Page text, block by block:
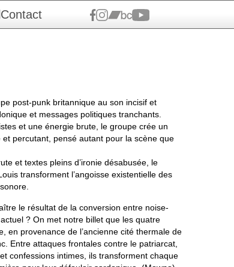
Contact
post-punk britannique au son incisif et
et messages politiques tranchants.
et une énergie brute, le groupe crée un
percutant, pensé autant pour la scène que
et textes pleins d’ironie désabusée, le
transforment l’angoisse existentielle des
le résultat de la conversion entre noise-
? On met notre billet que les quatre
en provenance de l’ancienne cité thermale de
Entre attaques frontales contre le patriarcat,
confessions intimes, ils transforment chaque